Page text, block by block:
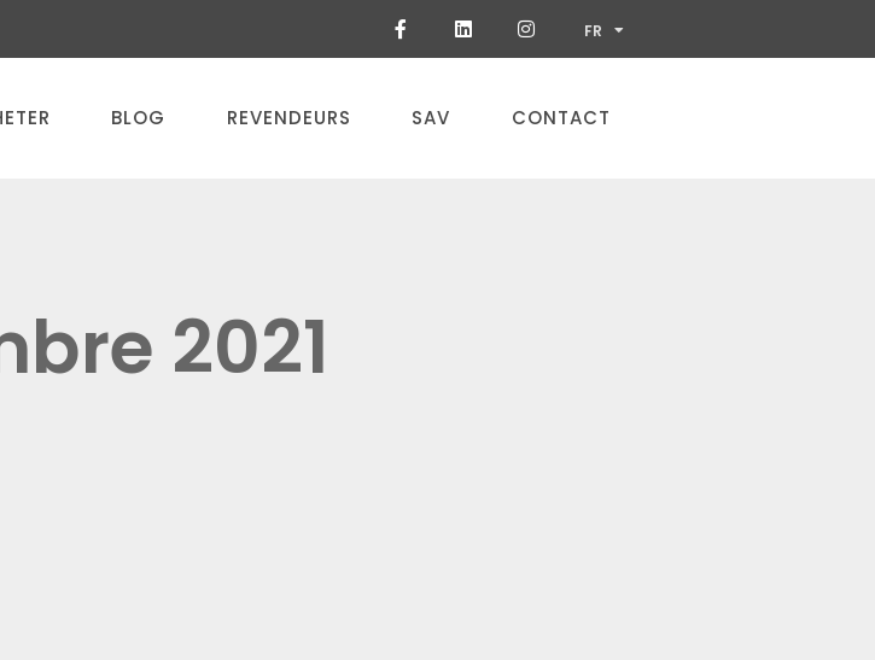
FR
PT
BLOG REVENDEURS SAV CONTACT
2021